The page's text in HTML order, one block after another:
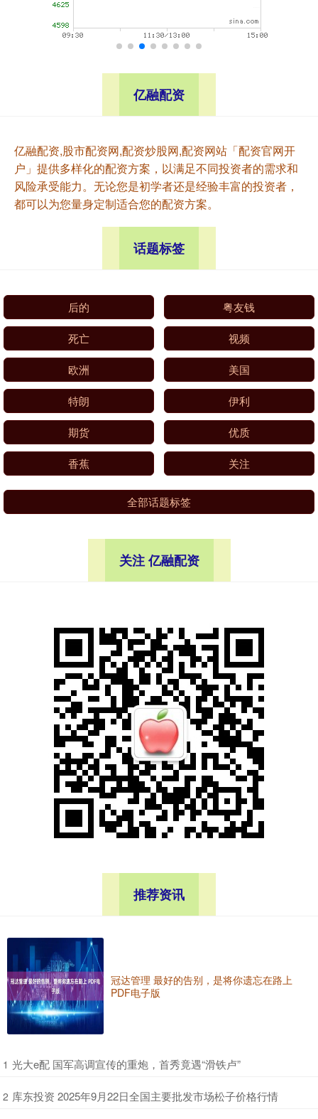
亿融配资
亿融配资,股市配资网,配资炒股网,配资网站「配资官网开
户」提供多样化的配资方案，以满足不同投资者的需求和
风险承受能力。无论您是初学者还是经验丰富的投资者，
都可以为您量身定制适合您的配资方案。
话题标签
后的 粤友钱
死亡 视频
欧洲 美国
特朗 伊利
期货 优质
香蕉 关注
全部话题标签
关注 亿融配资
推荐资讯
冠达管理 最好的告别，是将你遗忘在路上
PDF电子版
1 ​光大e配 国军高调宣传的重炮，首秀竟遇“滑铁卢”
2 ​库东投资 2025年9月22日全国主要批发市场松子价格行情